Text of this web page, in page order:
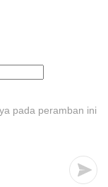
pada peramban ini